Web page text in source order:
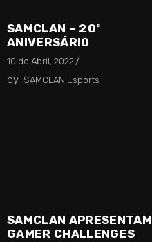
SAMCLAN – 20º
ANIVERSÁRIO
10 de Abril, 2022
by SAMCLAN Esports
SAMCLAN APRESENTAM
GAMER CHALLENGES